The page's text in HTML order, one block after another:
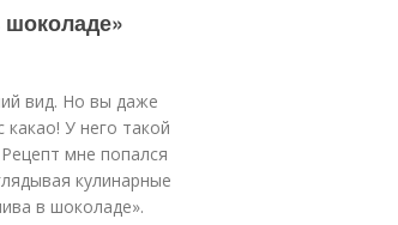
вид. Но вы даже
какао! У него такой
мне попался
кулинарные
в шоколаде».